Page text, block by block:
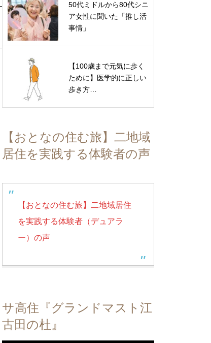
50代ミドルから80代シニ
ア女性に聞いた「推し活
事情」
【100歳まで元気に歩く
ために】医学的に正しい
歩き方…
【おとなの住む旅】二地域
居住を実践する体験者の声
【おとなの住む旅】二地域居住
を実践する体験者（デュアラ
ー）の声
サ高住『グランドマスト江
古田の杜』